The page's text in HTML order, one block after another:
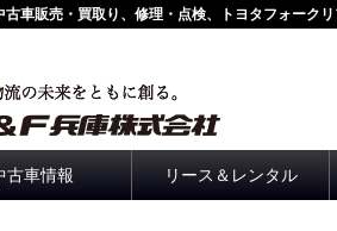
車販売・買取り、修理・点検、トヨタフォーク
古車情報 リース＆レンタル